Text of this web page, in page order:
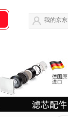
我的京东